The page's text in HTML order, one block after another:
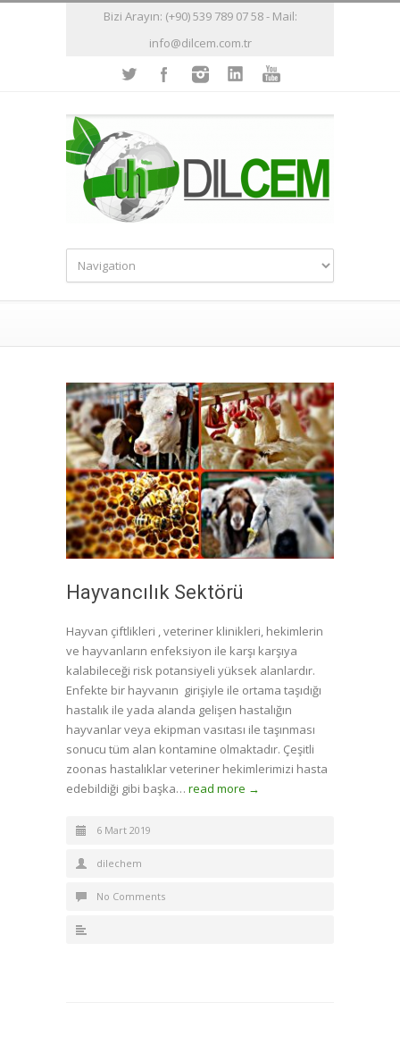
Bizi Arayın: (+90) 539 789 07 58 - Mail:
info@dilcem.com.tr
Hayvancılık Sektörü
Hayvan çiftlikleri , veteriner klinikleri, hekimlerin
ve hayvanların enfeksiyon ile karşı karşıya
kalabileceği risk potansiyeli yüksek alanlardır.
Enfekte bir hayvanın girişiyle ile ortama taşıdığı
hastalık ile yada alanda gelişen hastalığın
hayvanlar veya ekipman vasıtası ile taşınması
sonucu tüm alan kontamine olmaktadır. Çeşitli
zoonas hastalıklar veteriner hekimlerimizi hasta
edebildiği gibi başka… read more →
6 Mart 2019
dilechem
No Comments